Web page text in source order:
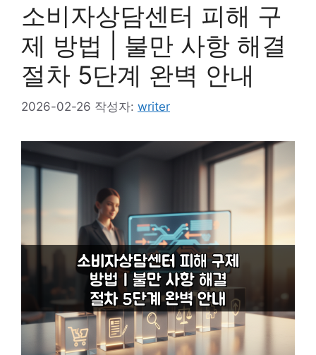
소비자상담센터 피해 구
제 방법 | 불만 사항 해결
절차 5단계 완벽 안내
2026-02-26 작성자: writer